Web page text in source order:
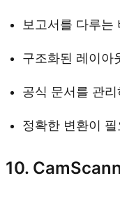
보고서를 다루는
구조화된 레이아
공식 문서를 관
정확한 변환이 필
10.